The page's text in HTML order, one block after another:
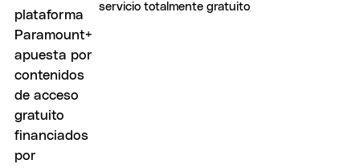
servicio totalmente gratuito